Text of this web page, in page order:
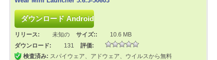
リリース: 未知の サイズ::
10.6 MB
ダウンロード:
131
評価:
検査済み: スパイウェア、アドウェア、ウイルスから無料